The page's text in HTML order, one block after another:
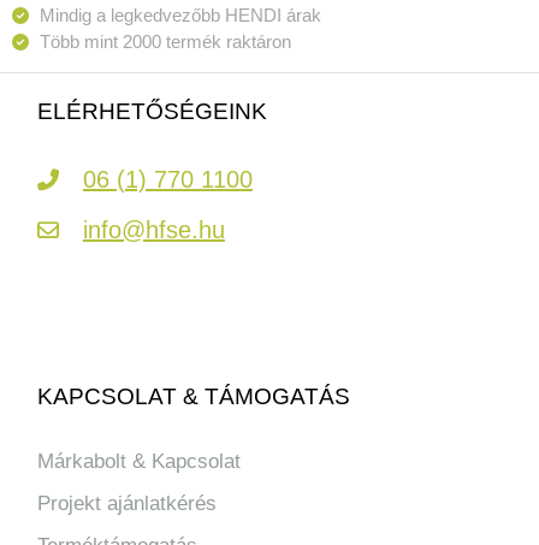
Mindig a legkedvezőbb HENDI árak
Több mint 2000 termék raktáron
ELÉRHETŐSÉGEINK
06 (1) 770 1100
info@hfse.hu
KAPCSOLAT & TÁMOGATÁS
Márkabolt & Kapcsolat
Projekt ajánlatkérés